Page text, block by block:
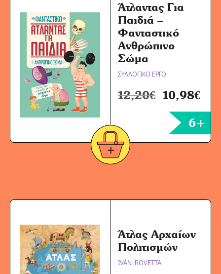
Άτλαντας Για
Παιδιά –
Φανταστικό
Ανθρώπινο
Σώμα
ΣΥΛΛΟΓΙΚΟ ΕΡΓΟ
12,20€ 10,98€
6+
Άτλας Αρχαίων
Πολιτισμών
IVÁN ROVETTA